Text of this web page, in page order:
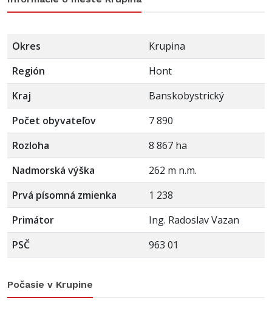
Okres
Krupina
Región
Hont
Kraj
Banskobystrický
Počet obyvateľov
7 890
Rozloha
8 867 ha
Nadmorská výška
262 m n.m.
Prvá písomná zmienka
1 238
Primátor
Ing. Radoslav Vazan
PSČ
963 01
Počasie v Krupine